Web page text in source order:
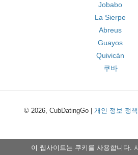
Jobabo
La Sierpe
Abreus
Guayos
Quivicán
쿠바
© 2026, CubDatingGo | 개인 정보 정책
이 웹사이트는 쿠키를 사용합니다.